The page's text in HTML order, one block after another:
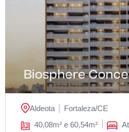
Biosphere
Aldeota Fortaleza/CE
40,08m² e 60,54m²